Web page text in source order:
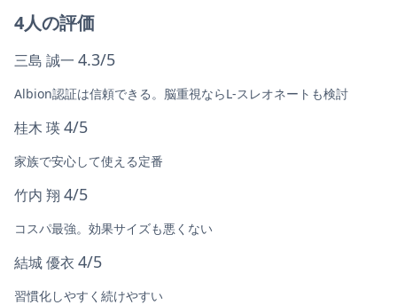
4人の評価
三島 誠一 4.3/5
Albion認証は信頼できる。脳重視ならL-スレオネートも検討
桂木 瑛4/5
家族で安心して使える定番
竹内 翔 4/5
コスパ最強。効果サイズも悪くない
結城 優衣 4/5
習慣化しやすく続けやすい